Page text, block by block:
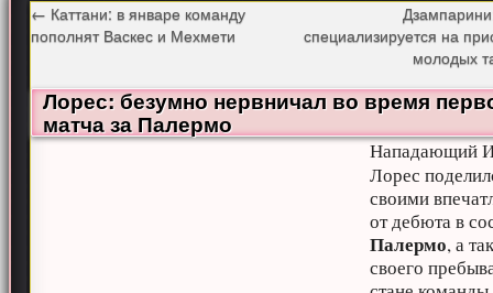
← Каттани: в январе команду
пополнят Васкес и Мехмети
специализируется на
молодых
Лорес: безумно нервничал во время
матча за Палермо
Нападающий
Лорес
своими
от дебюта в
Палермо, а
своего